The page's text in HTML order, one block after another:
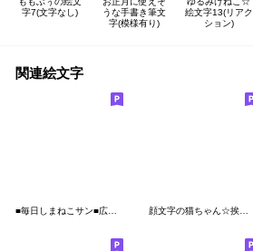
字7(文字なし)
うな手書き筆文
字(模様有り)
絵文字13(リアク
ション)
関連絵文字